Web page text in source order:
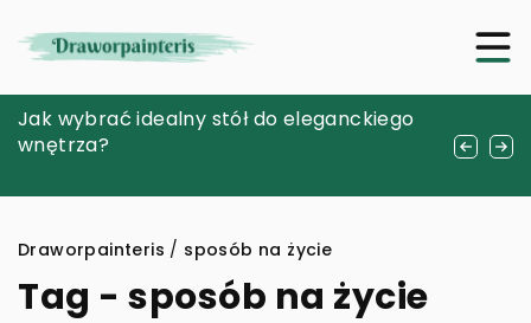
Dlaczego warto zainwestować w
poleasingowego MacBooka?
Jak wybrać idealny stół do eleganckiego
wnętrza?
Jak skutecznie wykorzystać olejki
eteryczne w domowym spa – praktyczny
Draworpainteris / sposób na życie
Tag - sposób na życie